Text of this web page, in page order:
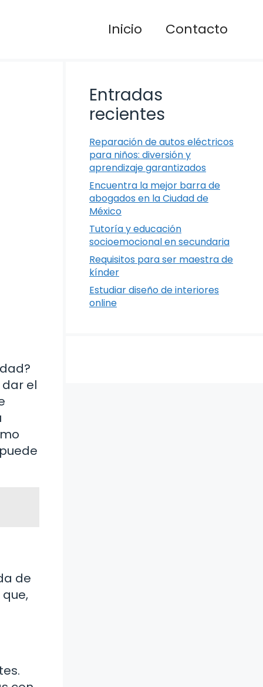
Inicio Contacto
el
de
Entradas
recientes
Reparación de autos eléctricos
para niños: diversión y
aprendizaje garantizados
Encuentra la mejor barra de
abogados en la Ciudad de
México
Tutoría y educación
socioemocional en secundaria
Requisitos para ser maestra de
kínder
Estudiar diseño de interiores
online